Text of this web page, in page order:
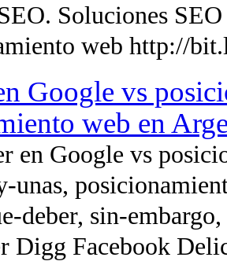
Soluciones
web http://
Google vs
web en
en Google vs
unas,
deber, sin-
Digg Facebook